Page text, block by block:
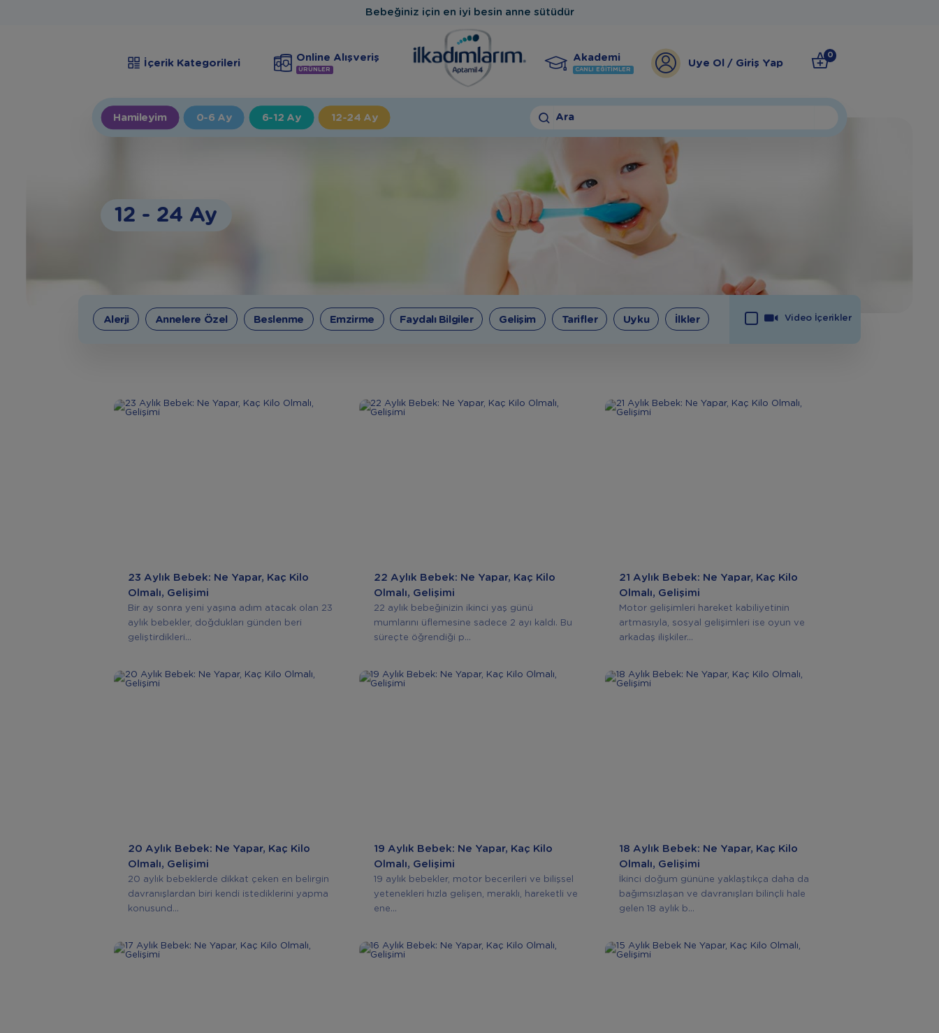
Bebeğiniz için en iyi besin anne sütüdür
İçerik Kategorileri
Online Alışveriş
ÜRÜNLER
Akademi
CANLI EĞITIMLER
Üye Ol / Giriş Yap
0
Hamileyim 0-6 Ay 6-12 Ay 12-24 Ay Ara
12 - 24 Ay
Alerji Annelere Özel Beslenme Emzirme Faydalı Bilgiler Gelişim Tarifler Uyku İlkler Video İçerikler
23 Aylık Bebek: Ne Yapar, Kaç Kilo
Olmalı, Gelişimi
Bir ay sonra yeni yaşına adım atacak olan 23
aylık bebekler, doğdukları günden beri
geliştirdikleri...
22 Aylık Bebek: Ne Yapar, Kaç Kilo
Olmalı, Gelişimi
22 aylık bebeğinizin ikinci yaş günü
mumlarını üflemesine sadece 2 ayı kaldı. Bu
süreçte öğrendiği p...
21 Aylık Bebek: Ne Yapar, Kaç Kilo
Olmalı, Gelişimi
Motor gelişimleri hareket kabiliyetinin
artmasıyla, sosyal gelişimleri ise oyun ve
arkadaş ilişkiler...
20 Aylık Bebek: Ne Yapar, Kaç Kilo
Olmalı, Gelişimi
20 aylık bebeklerde dikkat çeken en belirgin
davranışlardan biri kendi istediklerini yapma
konusund...
19 Aylık Bebek: Ne Yapar, Kaç Kilo
Olmalı, Gelişimi
19 aylık bebekler, motor becerileri ve bilişsel
yetenekleri hızla gelişen, meraklı, hareketli ve
ene...
18 Aylık Bebek: Ne Yapar, Kaç Kilo
Olmalı, Gelişimi
İkinci doğum gününe yaklaştıkça daha da
bağımsızlaşan ve davranışları bilinçli hale
gelen 18 aylık b...